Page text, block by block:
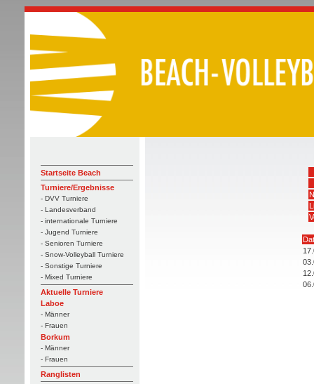
Startseite Beach
Turniere/Ergebnisse
- DVV Turniere
- Landesverband
- internationale Turniere
- Jugend Turniere
- Senioren Turniere
- Snow-Volleyball Turniere
- Sonstige Turniere
- Mixed Turniere
Aktuelle Turniere
Laboe
- Männer
- Frauen
Borkum
- Männer
- Frauen
Ranglisten